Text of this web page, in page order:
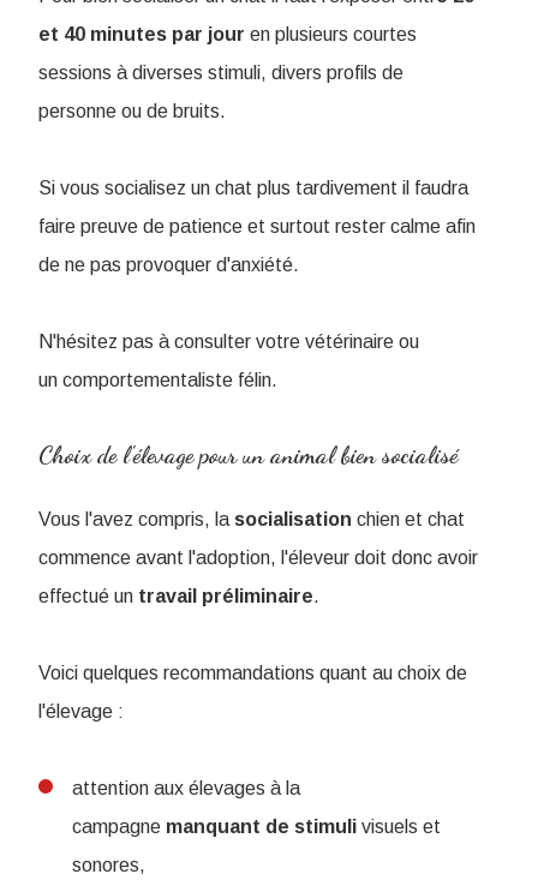
et 40 minutes par jour en plusieurs courtes
sessions à diverses stimuli, divers profils de
personne ou de bruits.
Si vous socialisez un chat plus tardivement il faudra
faire preuve de patience et surtout rester calme afin
de ne pas provoquer d'anxiété.
N'hésitez pas à consulter votre vétérinaire ou
un comportementaliste félin.
Choix de l'élevage pour un animal bien socialisé
Vous l'avez compris, la socialisation chien et chat
commence avant l'adoption, l'éleveur doit donc avoir
effectué un travail préliminaire.
Voici quelques recommandations quant au choix de
l'élevage :
attention aux élevages à la
campagne manquant de stimuli visuels et
sonores,